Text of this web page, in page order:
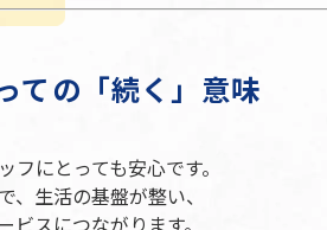
ての「続く」意味
にとっても安心です。
、生活の基盤が整い、
ビスにつながります。